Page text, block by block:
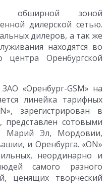
обширной зоной
дилерской сетью.
дилеров, а так же
находятся во
центра Оренбургской
«Оренбург-GSM» на
линейка тарифных
зарегистрирован в
представлен сотовыми
Марий Эл, Мордовии,
и Оренбурга. «ON»
неординарно и
самого разного
ценящих творческий